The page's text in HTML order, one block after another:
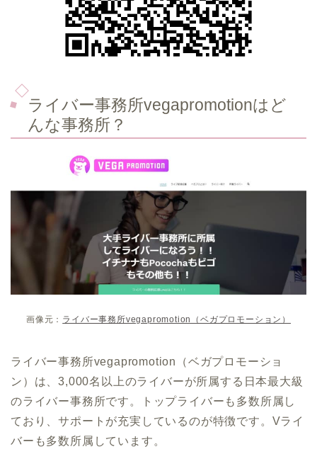
ライバー事務所vegapromotionはど
んな事務所？
画像元： ライバー事務所vegapromotion（ベガプロモーション）
ライバー事務所vegapromotion（ベガプロモーショ
ン）は、3,000名以上のライバーが所属する日本最大級
のライバー事務所です。トップライバーも多数所属し
ており、サポートが充実しているのが特徴です。Vライ
バーも多数所属しています。